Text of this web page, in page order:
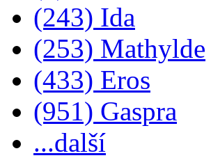
(243) Ida
(253) Mathylde
(433) Eros
(951) Gaspra
...další